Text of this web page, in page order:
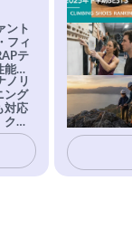
ント
フィ
テ
能を
ドに
ノリ
ング
対応
クラ
。